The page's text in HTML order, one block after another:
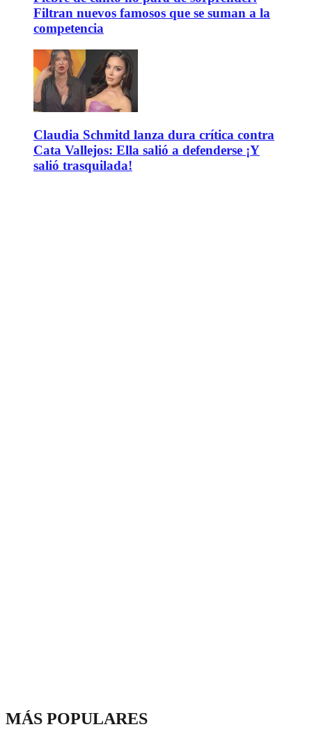
Filtran nuevos famosos que se suman a la
competencia
Claudia Schmitd lanza dura crítica contra
Cata Vallejos: Ella salió a defenderse ¡Y
salió trasquilada!
MÁS POPULARES